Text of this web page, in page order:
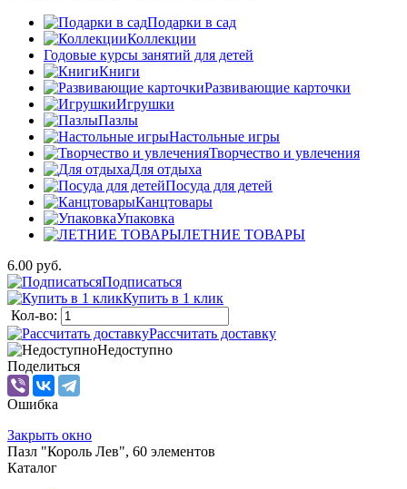
Подарки в сад
Коллекции
Годовые курсы занятий для детей
Книги
Развивающие карточки
Игрушки
Пазлы
Настольные игры
Творчество и увлечения
Для отдыха
Посуда для детей
Канцтовары
Упаковка
ЛЕТНИЕ ТОВАРЫ
6.00 руб.
Подписаться
Купить в 1 клик
Кол-во:
Рассчитать доставку
Недоступно
Поделиться
Ошибка
Закрыть окно
Пазл "Король Лев", 60 элементов
Каталог